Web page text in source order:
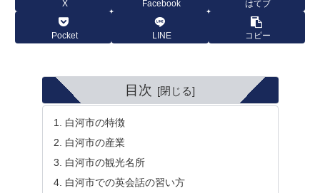
X Facebook はてブ
Pocket LINE コピー
目次
白河市の特徴
白河市の産業
白河市の観光名所
白河市での英会話の習い方